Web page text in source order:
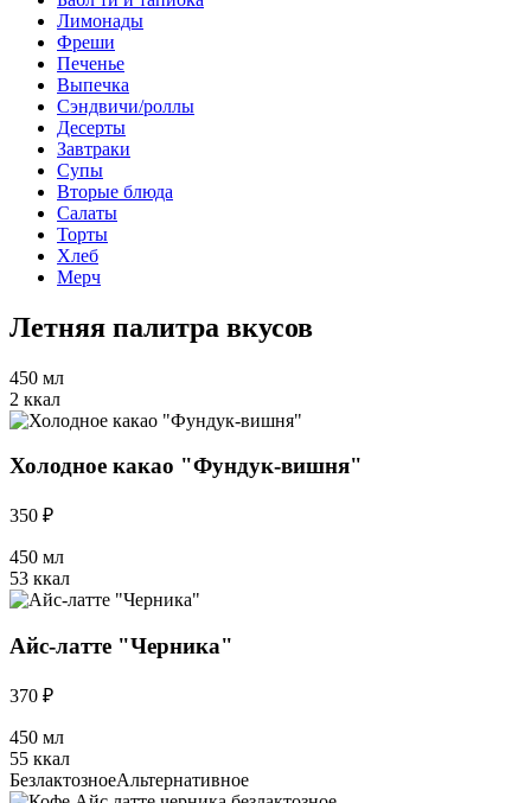
Лимонады
Фреши
Печенье
Выпечка
Сэндвичи/роллы
Десерты
Завтраки
Супы
Вторые блюда
Салаты
Торты
Хлеб
Мерч
Летняя палитра вкусов
450 мл
2 ккал
Холодное какао "Фундук-вишня"
350 ₽
450 мл
53 ккал
Айс-латте "Черника"
370 ₽
450 мл
55 ккал
БезлактозноеАльтернативное